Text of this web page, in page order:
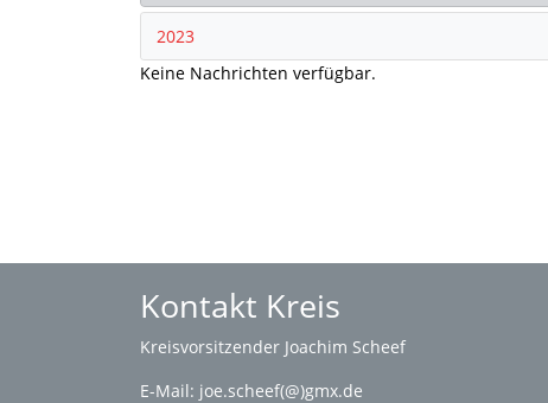
2023
Keine Nachrichten verfügbar.
Kontakt Kreis
Kreisvorsitzender Joachim Scheef
E-Mail: joe.scheef(@)gmx.de